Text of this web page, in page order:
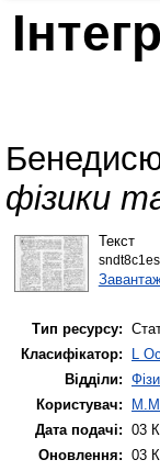
фізики
Текст
Тип ресурсу:
Класифікатор:
L
Відділи:
Користувач:
Дата подачі: 03
Оновлення: 03